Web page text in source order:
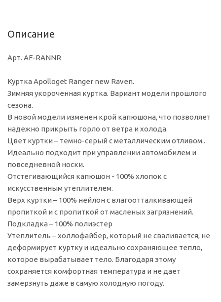
Описание
Арт. AF-RANNR
Куртка Apolloget Ranger new Raven.
Зимняя укороченная куртка. Вариант модели прошлого
сезона.
В новой модели изменен крой капюшона, что позволяет
надежно прикрыть горло от ветра и холода.
Цвет куртки – темно-серый с металлическим отливом..
Идеально подходит при управлении автомобилем и
повседневной носки.
Отстегивающийся капюшон - 100% хлопок с
искусственным утеплителем.
Верх куртки – 100% нейлон с влагоотталкивающей
пропиткой и с пропиткой от масленых загрязнений.
Подкладка – 100% полиэстер
Утеплитель – холлофайбер, который не сваливается, не
деформирует куртку и идеально сохраняющее тепло,
которое вырабатывает тело. Благодаря этому
сохраняется комфортная температура и не дает
замерзнуть даже в самую холодную погоду.